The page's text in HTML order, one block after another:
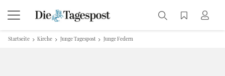
Startseite Kirche Junge Tagespost Junge Federn